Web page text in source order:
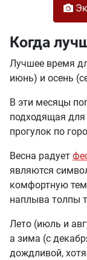
Когда
Лучшее время
июнь) и осень
В эти месяцы
подходящая для
прогулок по
Весна радует
являются
комфортную
наплыва толпы
Лето (июль и
а зима (с
дождливой,